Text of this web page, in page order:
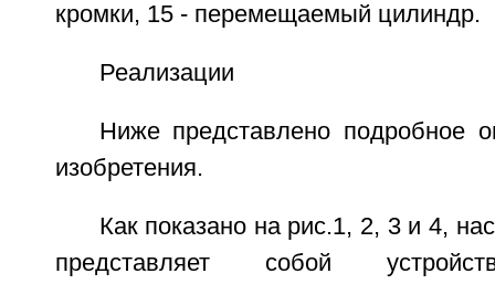
кромки, 15 - перемещаемый цилиндр.
Реализации
Ниже представлено подробное
изобретения.
Как показано на рис.1, 2, 3 и 4,
представляет собой